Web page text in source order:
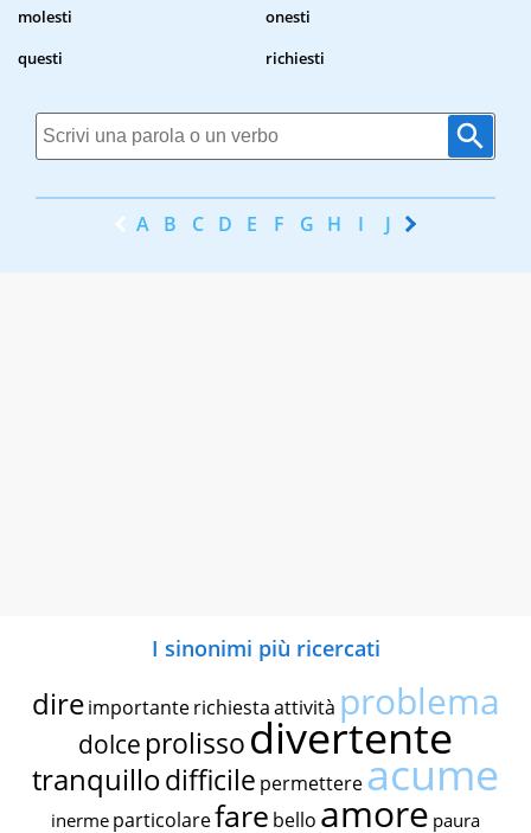
molesti
onesti
questi
richiesti
A B C D E F G H I J K
I sinonimi più ricercati
dire importante richiestaattività problema
dolce prolissodivertente
tranquillodifficile permettereacume
inerme particolarefare bello amore paura